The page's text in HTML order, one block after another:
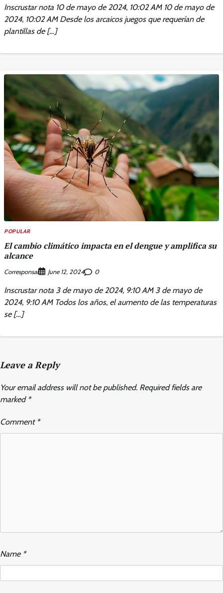
Inscrustar nota 10 de mayo de 2024, 10:02 AM 10 de mayo de
2024, 10:02 AM Desde los arcaicos juegos que requerían de
plantillas de […]
POPULAR
El cambio climático impacta en el dengue y amplifica su
alcance
Corresponsal June 12, 2024 0
Inscrustar nota 3 de mayo de 2024, 9:10 AM 3 de mayo de
2024, 9:10 AM Todos los años, el aumento de las temperaturas
se […]
Leave a Reply
Your email address will not be published. Required fields are
marked *
Comment *
Name *